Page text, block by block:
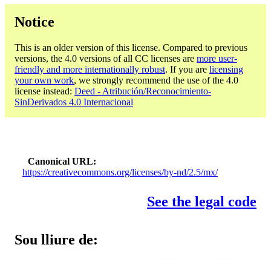
Notice
This is an older version of this license. Compared to previous
versions, the 4.0 versions of all CC licenses are more user-
friendly and more internationally robust. If you are licensing
your own work, we strongly recommend the use of the 4.0
license instead: Deed - Atribución/Reconocimiento-
SinDerivados 4.0 Internacional
Canonical URL
https://creativecommons.org/licenses/by-nd/2.5/mx/
See the legal code
Sou lliure de: